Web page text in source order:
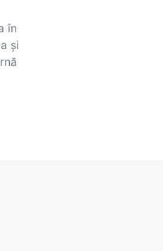
în
și